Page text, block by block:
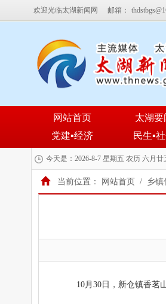
欢迎光临太湖新闻网 邮箱：
网站首页 太湖要
党建▪经济
民生▪
今天是：2026-8-7 星期五 农历 六月廿
当前位置： 网站首页 / 乡镇
10月30日，新仓镇香茗